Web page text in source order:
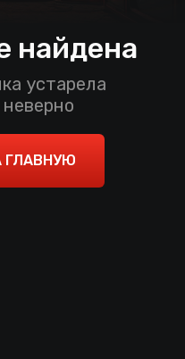
найдена
устарела
ГЛАВНУЮ